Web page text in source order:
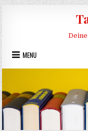
Skip to content
MENU